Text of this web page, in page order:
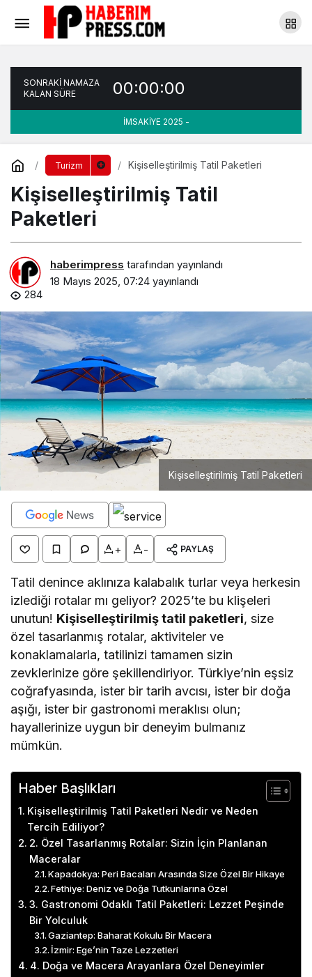
SONRAKİ NAMAZA
KALAN SÜRE
00:00:00
İMSAKİYE 2025 -
Turizm Kişiselleştirilmiş Tatil Paketleri
Kişiselleştirilmiş Tatil
Paketleri
haberimpress tarafından yayınlandı
18 Mayıs 2025, 07:24 yayınlandı
284
Kişiselleştirilmiş Tatil Paketleri
+ - PAYLAŞ
Tatil denince aklınıza kalabalık turlar veya herkesin
izlediği rotalar mı geliyor? 2025’te bu klişeleri
unutun! Kişiselleştirilmiş tatil paketleri, size
özel tasarlanmış rotalar, aktiviteler ve
konaklamalarla, tatilinizi tamamen sizin
zevklerinize göre şekillendiriyor. Türkiye’nin eşsiz
coğrafyasında, ister bir tarih avcısı, ister bir doğa
aşığı, ister bir gastronomi meraklısı olun;
hayallerinize uygun bir deneyim bulmanız
mümkün.
Haber Başlıkları
Kişiselleştirilmiş Tatil Paketleri Nedir ve Neden
Tercih Ediliyor?
2. Özel Tasarlanmış Rotalar: Sizin İçin Planlanan
Maceralar
Kapadokya: Peri Bacaları Arasında Size Özel Bir Hikaye
Fethiye: Deniz ve Doğa Tutkunlarına Özel
3. Gastronomi Odaklı Tatil Paketleri: Lezzet Peşinde
Bir Yolculuk
Gaziantep: Baharat Kokulu Bir Macera
İzmir: Ege’nin Taze Lezzetleri
4. Doğa ve Macera Arayanlara Özel Deneyimler
Kişiselleştirilmiş Tatil Paketleri